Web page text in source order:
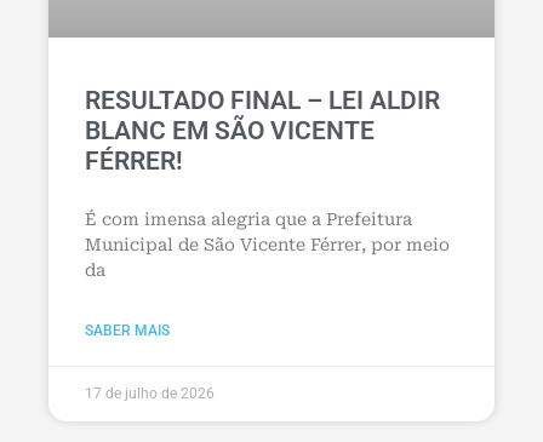
RESULTADO FINAL – LEI ALDIR
BLANC EM SÃO VICENTE
FÉRRER!
É com imensa alegria que a Prefeitura
Municipal de São Vicente Férrer, por meio
da
SABER MAIS
17 de julho de 2026